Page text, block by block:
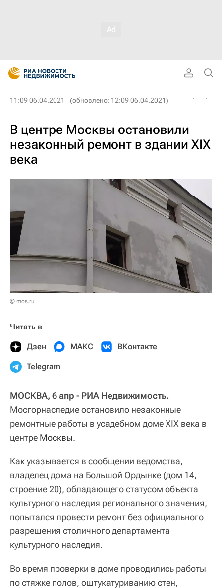
11:09 06.04.2021 (обновлено: 12:09 06.04.2021)
В центре Москвы остановили
незаконный ремонт в здании XIX
века
© mos.ru
Читать в
Дзен МАКС ВКонтакте
Telegram
МОСКВА, 6 апр - РИА Недвижимость.
Мосгорнаследие остановило незаконные
ремонтные работы в усадебном доме XIX века в
центре Москвы.
Как указывается в сообщении ведомства,
владелец дома на Большой Ордынке (дом 14,
строение 20), обладающего статусом объекта
культурного наследия регионального значения,
попытался провести ремонт без официального
разрешения столичного департамента
культурного наследия.
Во время проверки в доме проводились работы
по стяжке полов, оштукатуриванию стен,